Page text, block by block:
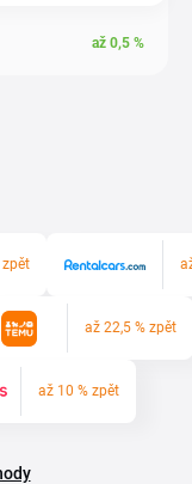
až 0,5 %
zpět
až 22,5 % zpět
až 10 % zpět